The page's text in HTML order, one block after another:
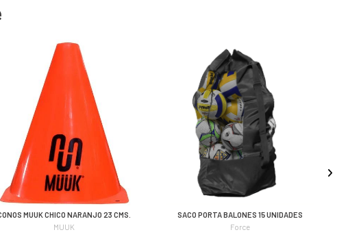
MUUK CHICO NARANJO 23 CMS.
MUUK
SACO PORTA BALONES 15 UNIDADES
Force